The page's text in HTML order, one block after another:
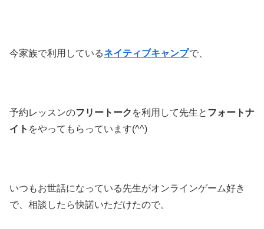
今家族で利用しているネイティブキャンプで、
予約レッスンのフリートーク を利用して先生と フォートナ
イト をやってもらっています(^^)
いつもお世話になっている先生がオンラインゲーム好き
で、相談したら快諾いただけたので。